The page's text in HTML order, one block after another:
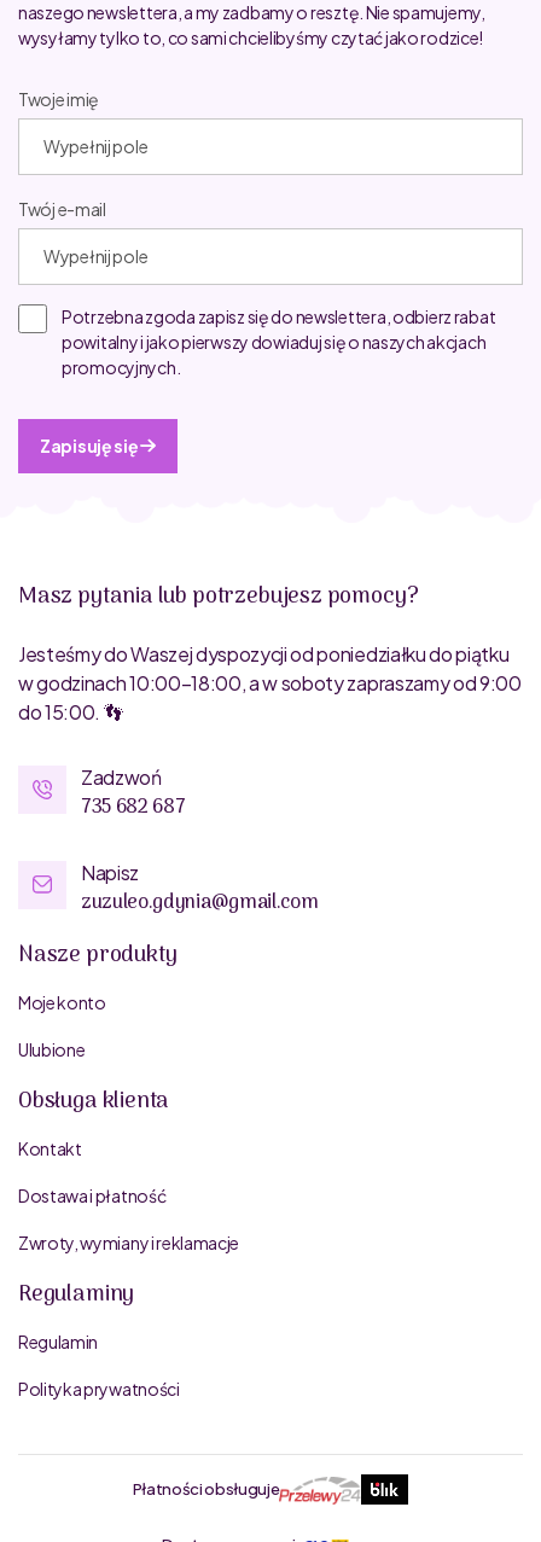
naszego newslettera, a my zadbamy o resztę. Nie spamujemy,
wysyłamy tylko to, co sami chcielibyśmy czytać jako rodzice!
Twoje imię
Twój e-mail
Potrzebna zgoda zapisz się do newslettera, odbierz rabat
powitalny i jako pierwszy dowiaduj się o naszych akcjach
promocyjnych.
Zapisuję się
Masz pytania lub potrzebujesz pomocy?
Jesteśmy do Waszej dyspozycji od poniedziałku do piątku
w godzinach 10:00–18:00, a w soboty zapraszamy od 9:00
do 15:00. 👣
Zadzwoń
735 682 687
Napisz
zuzuleo.gdynia@gmail.com
Nasze produkty
Moje konto
Ulubione
Obsługa klienta
Kontakt
Dostawa i płatność
Zwroty, wymiany i reklamacje
Regulaminy
Regulamin
Polityka prywatności
Płatności obsługuje